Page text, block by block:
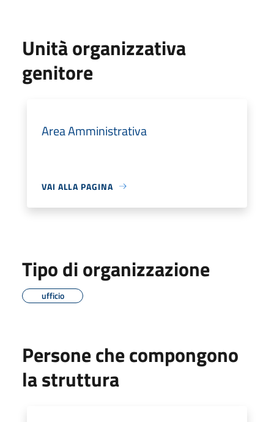
Unità organizzativa
genitore
Area Amministrativa
VAI ALLA PAGINA
Tipo di organizzazione
ufficio
Persone che compongono
la struttura